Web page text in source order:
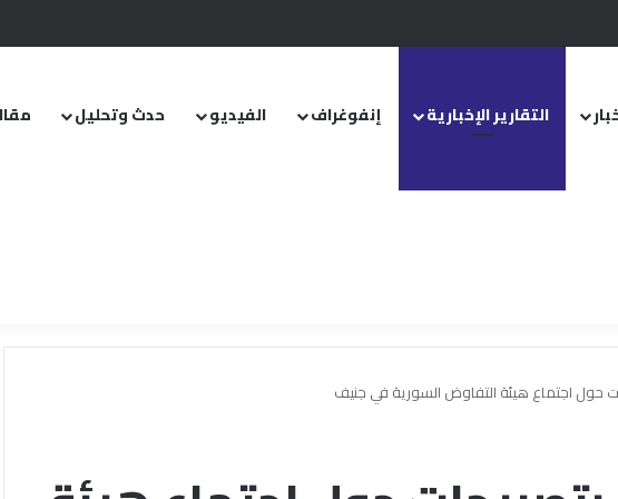
مخالفة دستورية.. ومشروع قانون خاص إلى مجلس الشعب
التقارير الإخبارية إنفوغراف الفيديو حدث وتحليل
حول اجتماع هيئة التفاوض السورية في جنيف